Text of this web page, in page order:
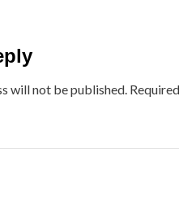
will not be published.